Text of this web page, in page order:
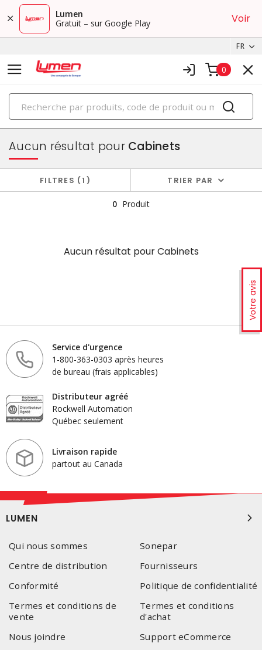
Lumen
Gratuit – sur Google Play
Voir
FR
0
PRODUITS
boîtiers et cabinets
Votre avis
Aucun résultat pourCabinets
FILTRES 1 TRIER PAR
0 Produit
Aucun résultat pourCabinets
Service d'urgence
1-800-363-0303 après heures
de bureau (frais applicables)
Distributeur agréé
Rockwell Automation
Québec seulement
Livraison rapide
partout au Canada
LUMEN
Qui nous sommes
Sonepar
Centre de distribution
Fournisseurs
Conformité
Politique de confidentialité
Termes et conditions de
vente
Termes et conditions
d'achat
Nous joindre
Support eCommerce